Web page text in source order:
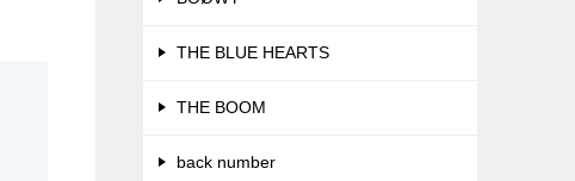
THE BLUE HEARTS
THE BOOM
back number